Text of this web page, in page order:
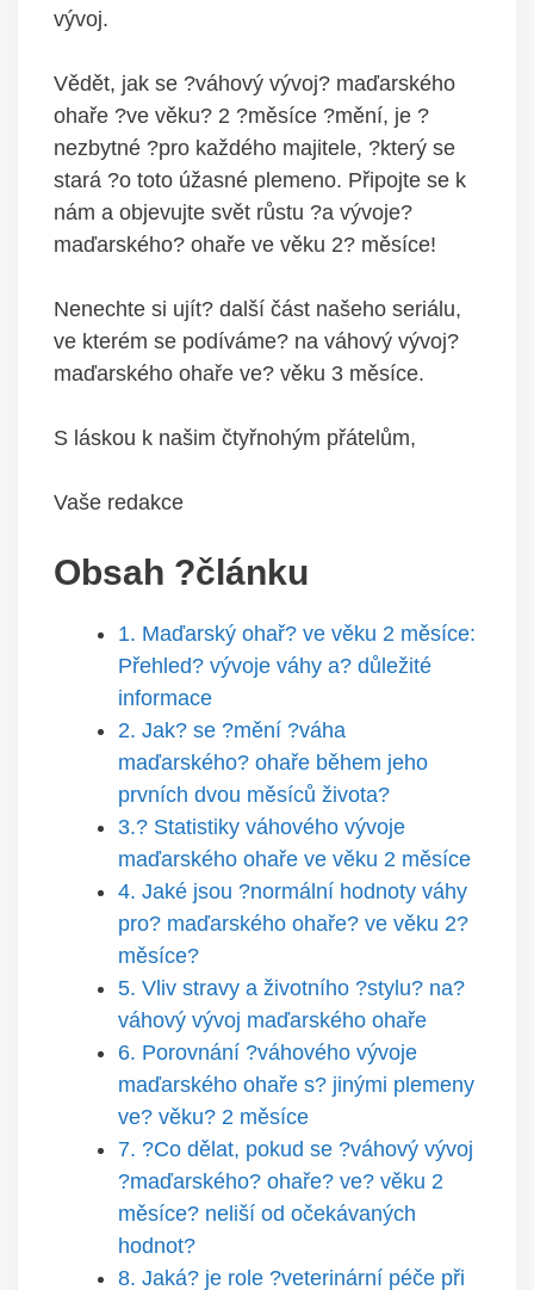
vývoj.
Vědět, jak se ?váhový vývoj? maďarského
ohaře ?ve věku? 2 ?měsíce ?mění, je ?
nezbytné ?pro každého majitele, ?který se
stará ?o toto úžasné plemeno. Připojte se k
nám a objevujte svět růstu ?a vývoje?
maďarského? ohaře ve věku 2? měsíce!
Nenechte si ujít? další část našeho seriálu,
ve kterém se podíváme? na váhový vývoj?
maďarského ohaře ve? věku 3 měsíce.
S láskou k našim čtyřnohým přátelům,
Vaše redakce
Obsah ?článku
1. Maďarský ohař? ve věku 2 měsíce:
Přehled? vývoje váhy a? důležité
informace
2. Jak? se ?mění ?váha
maďarského? ohaře během jeho
prvních dvou měsíců života?
3.? Statistiky váhového vývoje
maďarského ohaře ve věku 2 měsíce
4. Jaké jsou ?normální hodnoty váhy
pro? maďarského ohaře? ve věku 2?
měsíce?
5. Vliv stravy a životního ?stylu? na?
váhový vývoj maďarského ohaře
6. Porovnání ?váhového vývoje
maďarského ohaře s? jinými plemeny
ve? věku? 2 měsíce
7. ?Co dělat, pokud se ?váhový vývoj
?maďarského? ohaře? ve? věku 2
měsíce? neliší od očekávaných
hodnot?
8. Jaká? je role ?veterinární péče při